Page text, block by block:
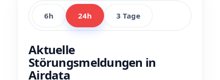
6h 24h 3 Tage
Aktuelle
Störungsmeldungen in
Airdata